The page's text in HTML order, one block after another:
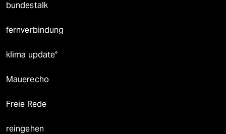
bundestalk
fernverbindung
klima update°
Mauerecho
Freie Rede
reingehen